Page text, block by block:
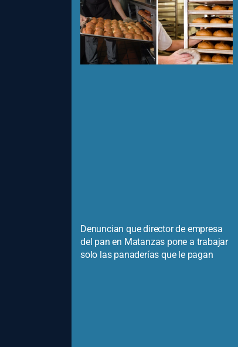
Denuncian que director de empresa
del pan en Matanzas pone a trabajar
solo las panaderías que le pagan